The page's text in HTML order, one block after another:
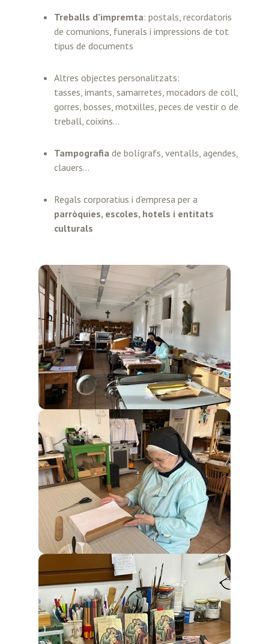
Treballs d’impremta: postals, recordatoris
de comunions, funerals i impressions de tot
tipus de documents
Altres objectes personalitzats:
tasses, imants, samarretes, mocadors de coll,
gorres, bosses, motxilles, peces de vestir o de
treball, coixins…
Tampografia de bolígrafs, ventalls, agendes,
clauers…
Regals corporatius i d’empresa per a
parròquies, escoles, hotels i entitats
culturals